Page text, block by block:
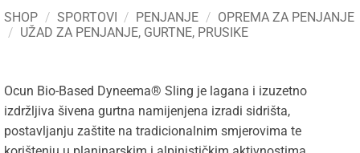
SHOP / SPORTOVI / PENJANJE / OPREMA ZA PENJANJE
/ UŽAD ZA PENJANJE, GURTNE, PRUSIKE
Ocun Bio-Based Dyneema® Sling je lagana i izuzetno
izdržljiva šivena gurtna namijenjena izradi sidrišta,
postavljanju zaštite na tradicionalnim smjerovima te